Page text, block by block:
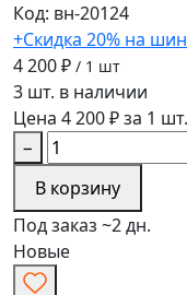
Код: вн-20124
+Скидка 20% на
4 200 ₽ / 1 шт
3 шт. в наличии
Цена 4 200 ₽ за 1 шт.
−
В корзину
Под заказ ~2 дн.
Новые